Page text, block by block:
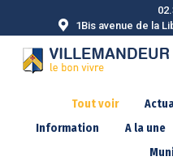
1Bis avenue de la
Tout voir
Information
A la une